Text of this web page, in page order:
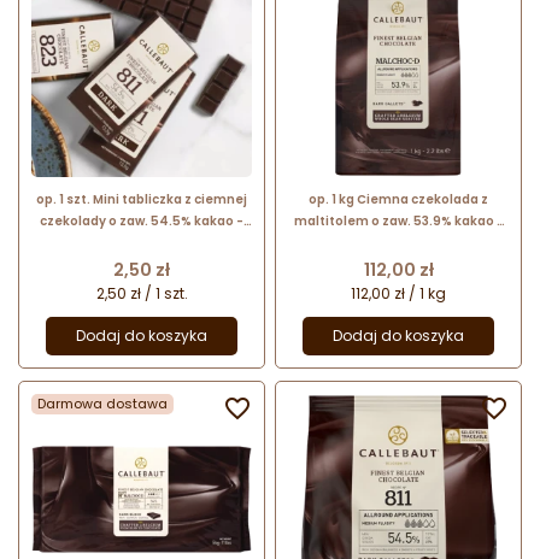
op. 1 szt. Mini tabliczka z ciemnej
czekolady o zaw. 54.5% kakao -
Cena
2,50 zł
2,50 zł / 1 szt.
Dodaj do koszyka
op. 1 kg Ciemna czekolada z
maltitolem o zaw. 53.9% kakao -
czekolada bez dodatku cukru
Cena
112,00 zł
112,00 zł / 1 kg
Dodaj do koszyka
Darmowa dostawa  